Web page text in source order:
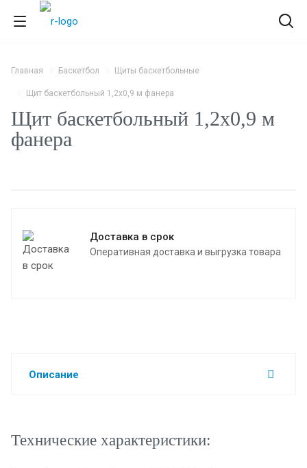
Главная Баскетбол Щиты баскетбольные
Щит баскетбольный 1,2х0,9 м фанера
Щит баскетбольный 1,2х0,9 м
фанера
Доставка в срок
Оперативная доставка и выгрузка товара
Описание
Технические характеристики: